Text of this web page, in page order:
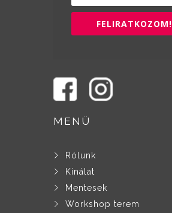
FELIRATKOZOM!
MENÜ
Rólunk
Kínálat
Mentesek
Workshop terem